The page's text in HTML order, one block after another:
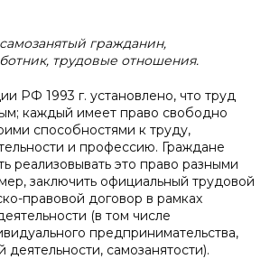
самозанятый гражданин,
трудовые отношения.
РФ 1993 г. установлено, что труд
каждый имеет право свободно
способностями к труду,
и профессию. Граждане
реализовывать это право разными
заключить официальный трудовой
правовой договор в рамках
(в том числе
предпринимательства,
самозанятости).